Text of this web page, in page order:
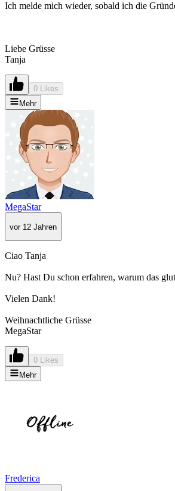
Ich melde mich wieder, sobald ich die
Liebe Grüsse
Tanja
0 Likes
Mehr
MegaStar
vor 12 Jahren
Ciao Tanja
Nu? Hast Du schon erfahren, warum das
Vielen Dank!
Weihnachtliche Grüsse
MegaStar
0 Likes
Mehr
Frederica